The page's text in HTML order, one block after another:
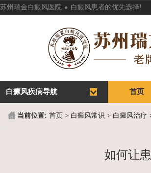
苏州瑞金白癜风医院 . 白癜风患者的优先选择!
首页
首页
白癜风疾病导航
当前位置: 首页 > 白癜风常识 > 白癜风治疗
如何让